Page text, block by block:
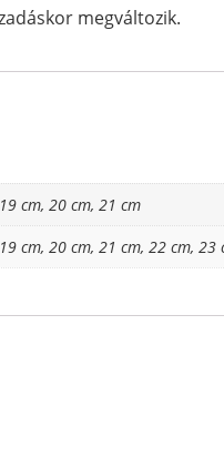
megváltozik.
cm, 20 cm, 21 cm
cm, 20 cm, 21 cm, 22 cm, 23